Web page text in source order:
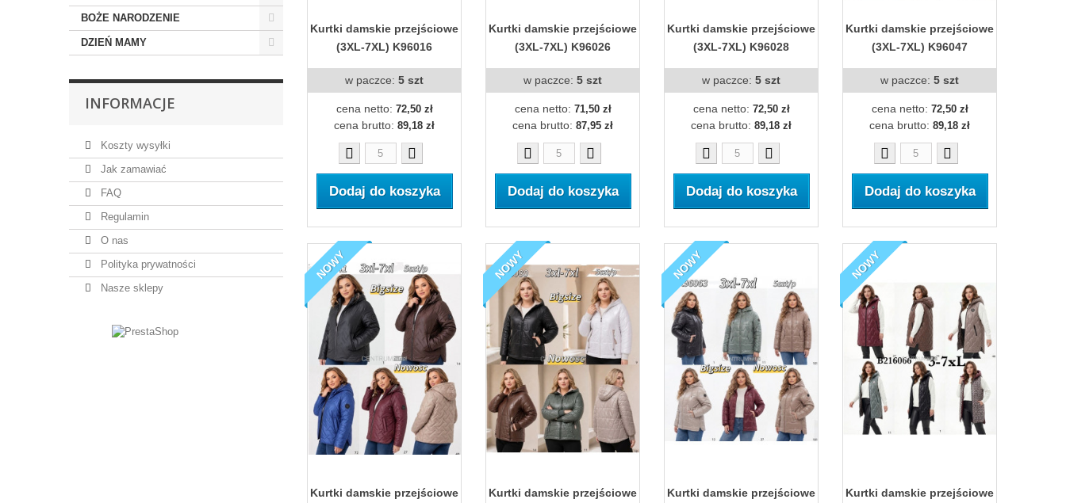
BOŻE NARODZENIE
DZIEŃ MAMY
INFORMACJE
Koszty wysyłki
Jak zamawiać
FAQ
Regulamin
O nas
Polityka prywatności
Nasze sklepy
Kurtki damskie przejściowe
(3XL-7XL) K96016
w paczce: 5 szt
cena netto: 72,50 zł
cena brutto: 89,18 zł
Dodaj do koszyka
Kurtki damskie przejściowe
(3XL-7XL) K96026
w paczce: 5 szt
cena netto: 71,50 zł
cena brutto: 87,95 zł
Dodaj do koszyka
Kurtki damskie przejściowe
(3XL-7XL) K96028
w paczce: 5 szt
cena netto: 72,50 zł
cena brutto: 89,18 zł
Dodaj do koszyka
Kurtki damskie przejściowe
(3XL-7XL) K96047
w paczce: 5 szt
cena netto: 72,50 zł
cena brutto: 89,18 zł
Dodaj do koszyka
NOWY
Kurtki damskie przejściowe
NOWY
Kurtki damskie przejściowe
NOWY
Kurtki damskie przejściowe
NOWY
Kurtki damskie przejściowe